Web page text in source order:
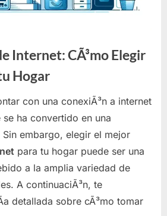
Internet: CÃ³mo Elegir
Hogar
con una conexiÃ³n a internet
ha convertido en una
Sin embargo, elegir el mejor
para tu hogar puede ser una
a la amplia variedad de
A continuaciÃ³n, te
detallada sobre cÃ³mo tomar